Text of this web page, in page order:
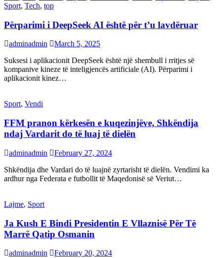
Sport, Tech, top
Përparimi i DeepSeek AI është për t’u lavdëruar
adminadmin
March 5, 2025
Suksesi i aplikacionit DeepSeek është një shembull i rritjes së
kompanive kineze të inteligjencës artificiale (AI). Përparimi i
aplikacionit kinez…
Sport, Vendi
FFM pranon kërkesën e kuqezinjëve, Shkëndija
ndaj Vardarit do të luaj të dielën
adminadmin
February 27, 2024
Shkëndija dhe Vardari do të luajnë zyrtarisht të dielën. Vendimi ka
ardhur nga Federata e futbollit të Maqedonisë së Veriut…
Lajme, Sport
Ja Kush E Bindi Presidentin E Vllaznisë Për Të
Marrë Qatip Osmanin
adminadmin
February 20, 2024